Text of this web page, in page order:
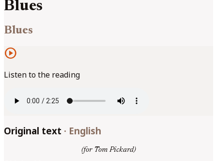
Blues
Blues
play_circle
Listen to the reading
Original text · English
(for Tom Pickard)